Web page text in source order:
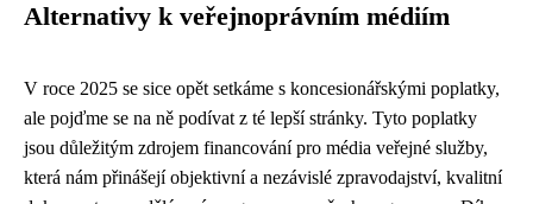
Alternativy k veřejnoprávním médiím
V roce 2025 se sice opět setkáme s koncesionářskými poplatky,
ale pojďme se na ně podívat z té lepší stránky. Tyto poplatky
jsou důležitým zdrojem financování pro média veřejné služby,
která nám přinášejí objektivní a nezávislé zpravodajství, kvalitní